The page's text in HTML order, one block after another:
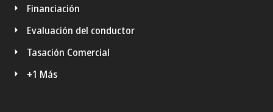
Financiación
Evaluación del conductor
Tasación Comercial
+1 Más